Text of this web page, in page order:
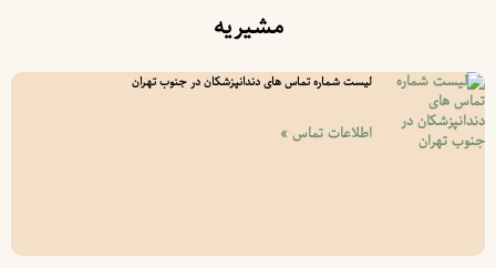
مشیریه
لیست شماره تماس های دندانپزشکان در جنوب تهران
اطلاعات تماس »